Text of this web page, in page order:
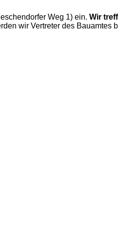
Weg 1) ein. Wir
wir Vertreter des Bauamtes